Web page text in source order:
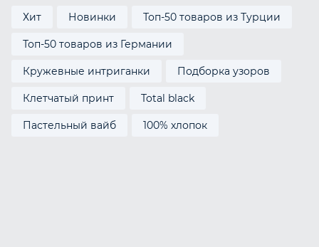
Хит Новинки Топ-50 товаров из Турции
Топ-50 товаров из Германии
Кружевные интриганки Подборка узоров
Клетчатый принт Total black
Пастельный вайб 100% хлопок